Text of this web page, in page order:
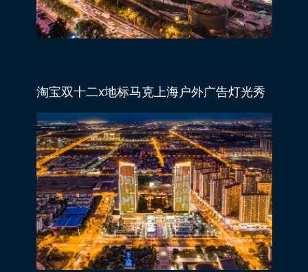
淘宝双十二x地标马克上海户外广告灯光秀